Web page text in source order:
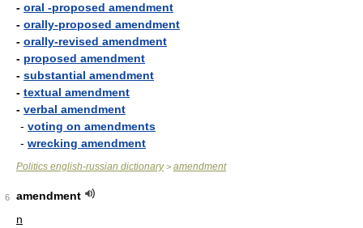
- oral -proposed amendment
- orally-proposed amendment
- orally-revised amendment
- proposed amendment
- substantial amendment
- textual amendment
- verbal amendment
- voting on amendments
- wrecking amendment
Politics english-russian dictionary> amendment
6
amendment
n